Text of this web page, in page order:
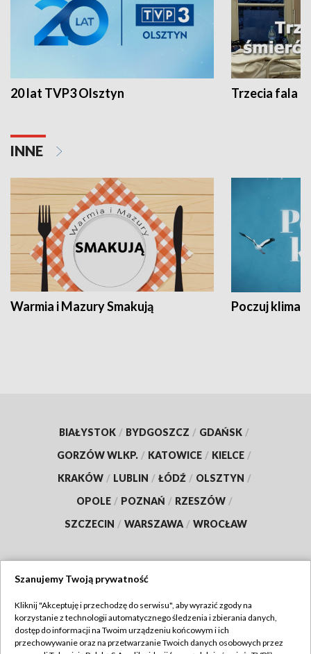
20 lat TVP3 Olsztyn Trzecia fala -
INNE
Warmia i Mazury Smakują Poczuj klimat
BIAŁYSTOK / BYDGOSZCZ / GDAŃSK /
GORZÓW WLKP. / KATOWICE / KIELCE /
KRAKÓW / LUBLIN / ŁÓDŹ / OLSZTYN /
OPOLE / POZNAŃ / RZESZÓW /
SZCZECIN / WARSZAWA / WROCŁAW
TVP
Abonament TVP
Regulamin TVP
Szanujemy Twoją prywatność
Kliknij "Akceptuję i przechodzę do serwisu", aby wyrazić zgody na
korzystanie z technologii automatycznego śledzenia i zbierania danych,
dostęp do informacji na Twoim urządzeniu końcowym i ich
przechowywanie oraz na przetwarzanie Twoich danych osobowych przez